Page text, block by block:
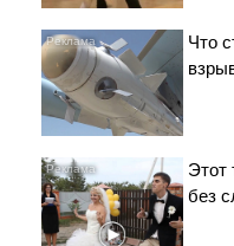
Что
Этот
без